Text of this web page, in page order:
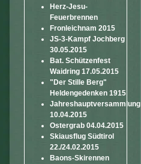
Herz-Jesu-
Feuerbrennen
Fronleichnam 2015
JS-3-Kampf Jochberg
30.05.2015
Bat. Schützenfest
Waidring 17.05.2015
"Der Stille Berg"
Heldengedenken 1915
Jahreshauptversammlung
10.04.2015
Ostergrab 04.04.2015
Skiausflug Südtirol
22./24.02.2015
Baons-Skirennen